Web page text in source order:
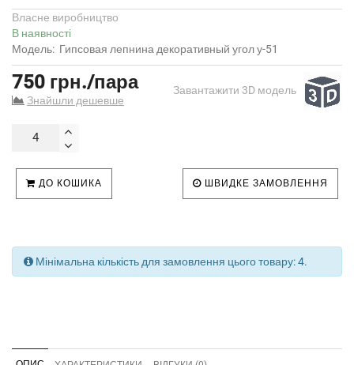
Власне виробництво
В наявності
Модель: Гипсовая лепнина декоративный угол у-51
750 грн./пара
Знайшли дешевше
Завантажити 3D модель
ДО КОШИКА ШВИДКЕ ЗАМОВЛЕННЯ
Мінімальна кількість для замовлення цього товару: 4.